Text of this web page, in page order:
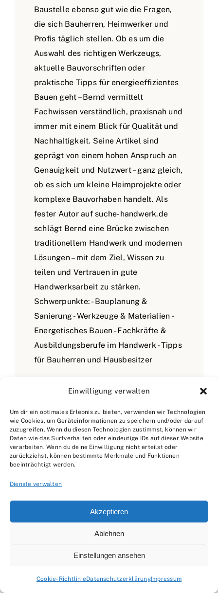
Einwilligung verwalten
Um dir ein optimales Erlebnis zu bieten, verwenden wir Technologien
wie Cookies, um Geräteinformationen zu speichern und/oder darauf
zuzugreifen. Wenn du diesen Technologien zustimmst, können wir
Daten wie das Surfverhalten oder eindeutige IDs auf dieser Website
verarbeiten. Wenn du deine Einwilligung nicht erteilst oder
zurückziehst, können bestimmte Merkmale und Funktionen
beeinträchtigt werden.
Dienste verwalten
Akzeptieren
Ablehnen
Einstellungen ansehen
Cookie-RichtlinieDatenschutzerklärungImpressum
Baustelle ebenso gut wie die Fragen,
die sich Bauherren, Heimwerker und
Profis täglich stellen. Ob es um die
Auswahl des richtigen Werkzeugs,
aktuelle Bauvorschriften oder
praktische Tipps für energieeffizientes
Bauen geht – Bernd vermittelt
Fachwissen verständlich, praxisnah und
immer mit einem Blick für Qualität und
Nachhaltigkeit. Seine Artikel sind
geprägt von einem hohen Anspruch an
Genauigkeit und Nutzwert – ganz gleich,
ob es sich um kleine Heimprojekte oder
komplexe Bauvorhaben handelt. Als
fester Autor auf suche-handwerk.de
schlägt Bernd eine Brücke zwischen
traditionellem Handwerk und modernen
Lösungen – mit dem Ziel, Wissen zu
teilen und Vertrauen in gute
Handwerksarbeit zu stärken.
Schwerpunkte: - Bauplanung &
Sanierung - Werkzeuge & Materialien -
Energetisches Bauen - Fachkräfte &
Ausbildungsberufe im Handwerk - Tipps
für Bauherren und Hausbesitzer